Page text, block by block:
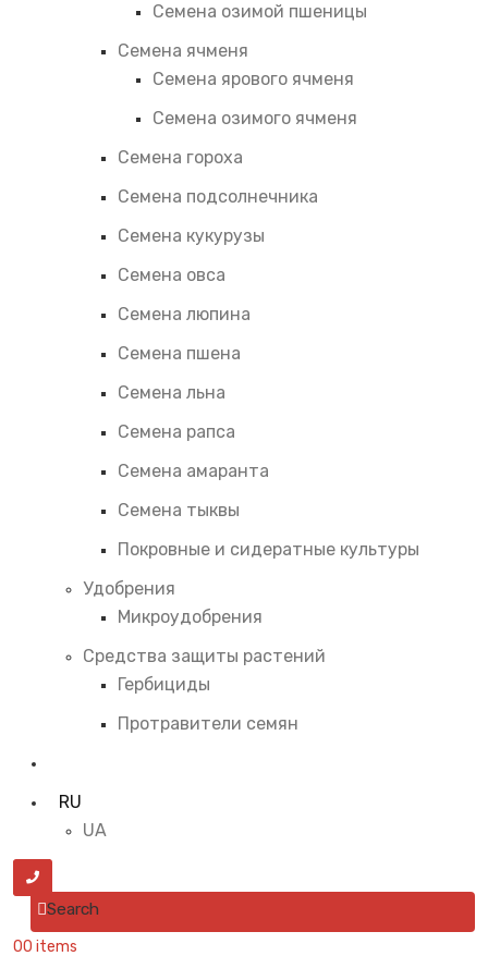
Семена озимой пшеницы
Семена ячменя
Семена ярового ячменя
Семена озимого ячменя
Семена гороха
Семена подсолнечника
Семена кукурузы
Семена овса
Семена люпина
Семена пшена
Семена льна
Семена рапса
Семена амаранта
Семена тыквы
Покровные и сидератные культуры
Удобрения
Микроудобрения
Средства защиты растений
Гербициды
Протравители семян
RU
UA
Search
00 items